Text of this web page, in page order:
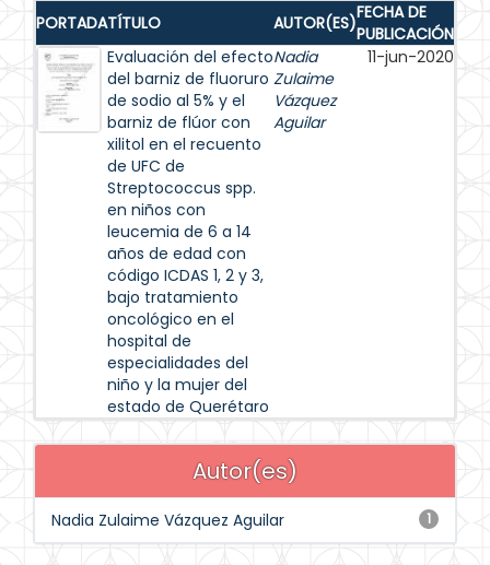
PORTADATÍTULO AUTOR(ES)FECHA DE
PUBLICACIÓN
Evaluación del efecto
del barniz de fluoruro
de sodio al 5% y el
barniz de flúor con
xilitol en el recuento
de UFC de
Streptococcus spp.
en niños con
leucemia de 6 a 14
años de edad con
código ICDAS 1, 2 y 3,
bajo tratamiento
oncológico en el
hospital de
especialidades del
niño y la mujer del
estado de Querétaro
Nadia
Zulaime
Vázquez
Aguilar
11-jun-2020
Autor(es)
1
Nadia Zulaime Vázquez Aguilar